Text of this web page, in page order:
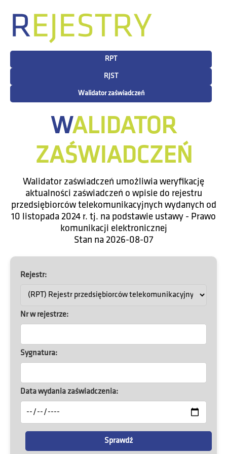
RPT
RJST
Walidator zaświadczeń
WALIDATOR
ZAŚWIADCZEŃ
Walidator zaświadczeń umożliwia weryfikację
aktualności zaświadczeń o wpisie do rejestru
przedsiębiorców telekomunikacyjnych wydanych od
10 listopada 2024 r. tj. na podstawie ustawy - Prawo
komunikacji elektronicznej
Stan na 2026-08-07
Rejestr:
Nr w rejestrze:
Sygnatura:
Data wydania zaświadczenia:
Sprawdź